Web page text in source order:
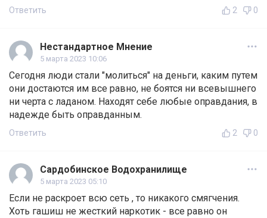
Ответить 2 0
Нестандартное Мнение
5 марта 2023 10:06
Сегодня люди стали "молиться" на деньги, каким путем
они достаются им все равно, не боятся ни всевышнего
ни черта с ладаном. Находят себе любые оправдания, в
надежде быть оправданным.
Ответить 2 0
Сардобинское Водохранилище
5 марта 2023 05:10
Если не раскроет всю сеть , то никакого смягчения.
Хоть гашиш не жесткий наркотик - все равно он